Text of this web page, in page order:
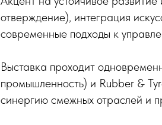
отверждение), интеграция
современные подходы к
Выставка проходит
промышленность) и Rubber &
синергию смежных отраслей и